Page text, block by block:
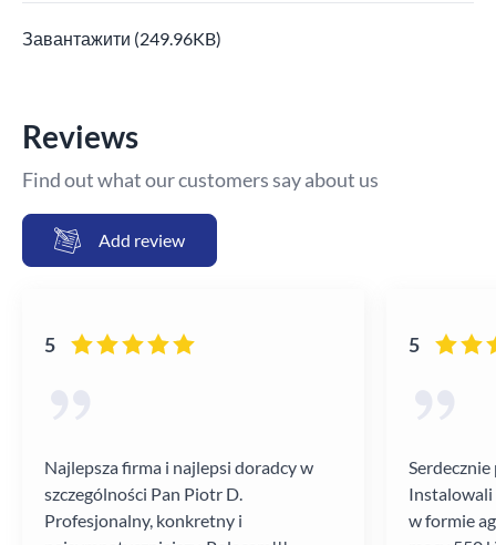
Завантажити (249.96KB)
Reviews
Find out what our customers say about us
Add review
5
Najlepsza firma i najlepsi doradcy w
szczególności Pan Piotr D.
Profesjonalny, konkretny i
5
Instalowali
w formie